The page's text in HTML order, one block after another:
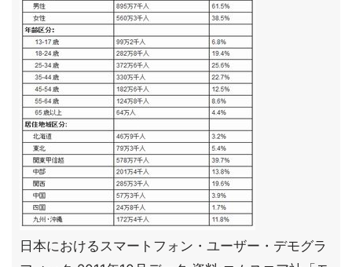
日本におけるスマートフォン・ユーザー・デモグラ